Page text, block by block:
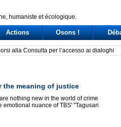
humaniste et écologique.
Actions Osons !
del Nord: la sfida dei governatori nella
the meaning of justice
nothing new in the world of crime
emotional nuance of TBS' "Tagusari